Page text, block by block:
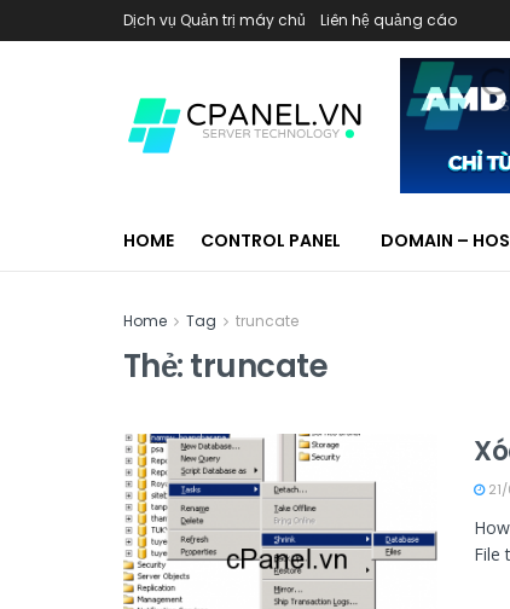
Dịch vụ Quản trị máy chủ Liên hệ quảng cáo
HOME CONTROL PANEL DOMAIN –
Home Tag truncate
Thẻ:truncate
21/
File